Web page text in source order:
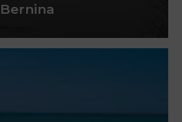
Bernina